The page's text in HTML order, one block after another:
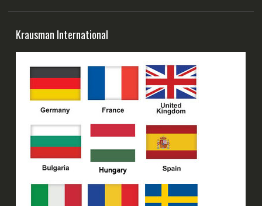
Krausman International